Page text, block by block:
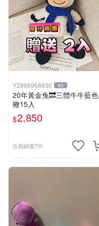
Y2866968630 40
20年黃金兔🔜三體牛牛藍色
鞭15入
$2,850
近期銷量7件